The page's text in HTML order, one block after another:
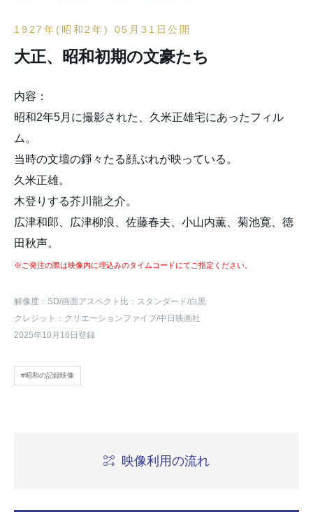
1927年(昭和2年) 05月31日公開
大正、昭和初期の文豪たち
内容：
昭和2年5月に撮影された、久米正雄宅にあったフィル
ム。
当時の文壇の錚々たる顔ぶれが映っている。
久米正雄。
木登りする芥川龍之介。
広津和郎、広津柳浪、佐藤春夫、小山内薫、菊池寛、徳
田秋声。
※ご発注の際は映像内に埋込みのタイムコードにてご指定ください。
解像度：SD/画面アスペクト比：スタンダード/白黒
クレジット：クリエーションファイブ/中日映画社
2025年10月16日登録
#昭和の記録映像
映像利用の流れ